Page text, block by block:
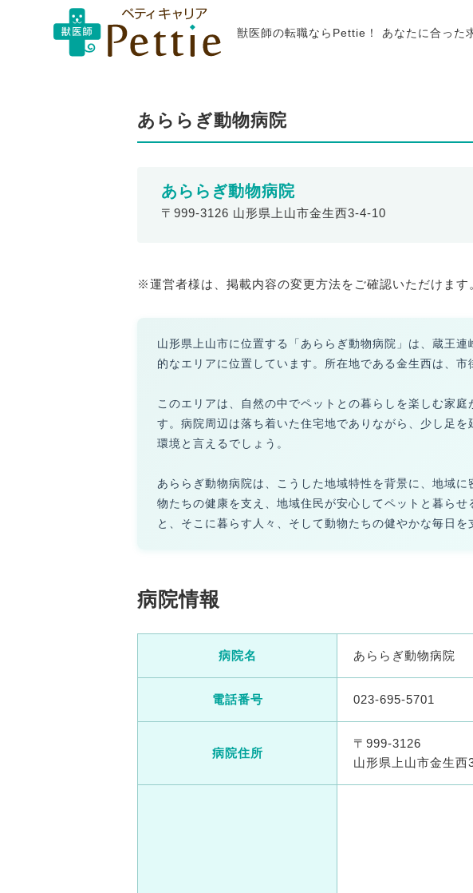
獣医師の転職ならPettie！ あなたに合った
あららぎ動物病院
あららぎ動物病院
〒999-3126 山形県上山市金生西3-4-10
※運営者様は、掲載内容の変更方法をご確認いただけます
山形県上山市に位置する「あららぎ動物病院」は、蔵王
的なエリアに位置しています。所在地である金生西は、
このエリアは、自然の中でペットとの暮らしを楽しむ家
す。病院周辺は落ち着いた住宅地でありながら、少し足
環境と言えるでしょう。
あららぎ動物病院は、こうした地域特性を背景に、地域
物たちの健康を支え、地域住民が安心してペットと暮ら
と、そこに暮らす人々、そして動物たちの健やかな毎日を
病院情報
病院名 あららぎ動物病院
電話番号 023-695-5701
病院住所
〒999-3126
山形県上山市金生西